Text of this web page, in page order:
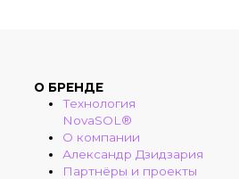
О БРЕНДЕ
Технология
NovaSOL®
О компании
Александр Дзидзария
Партнёры и проекты